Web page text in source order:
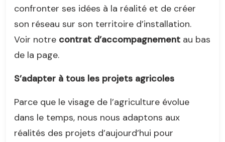
confronter ses idées à la réalité et de créer
son réseau sur son territoire d’installation.
Voir notre contrat d’accompagnement au bas
de la page.
S’adapter à tous les projets agricoles
Parce que le visage de l’agriculture évolue
dans le temps, nous nous adaptons aux
réalités des projets d’aujourd’hui pour